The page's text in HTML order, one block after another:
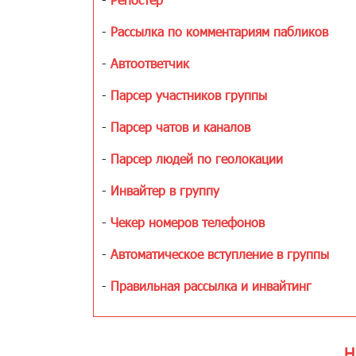
- Рассылка по комментариям пабликов
- Автоответчик
- Парсер участников группы
- Парсер чатов и каналов
- Парсер людей по геолокации
- Инвайтер в группу
- Чекер номеров телефонов
- Автоматическое вступление в группы
- Правильная рассылка и инвайтинг